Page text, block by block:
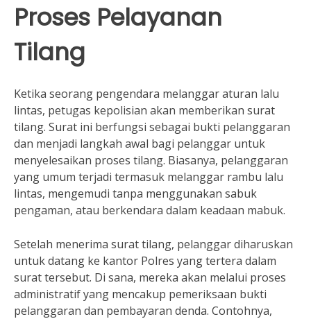
Proses Pelayanan
Tilang
Ketika seorang pengendara melanggar aturan lalu
lintas, petugas kepolisian akan memberikan surat
tilang. Surat ini berfungsi sebagai bukti pelanggaran
dan menjadi langkah awal bagi pelanggar untuk
menyelesaikan proses tilang. Biasanya, pelanggaran
yang umum terjadi termasuk melanggar rambu lalu
lintas, mengemudi tanpa menggunakan sabuk
pengaman, atau berkendara dalam keadaan mabuk.
Setelah menerima surat tilang, pelanggar diharuskan
untuk datang ke kantor Polres yang tertera dalam
surat tersebut. Di sana, mereka akan melalui proses
administratif yang mencakup pemeriksaan bukti
pelanggaran dan pembayaran denda. Contohnya,